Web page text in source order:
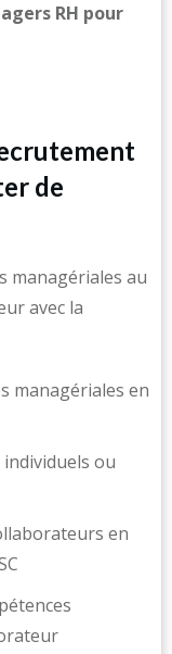
RH pour
de
managériales au
avec la
managériales en
ou
en